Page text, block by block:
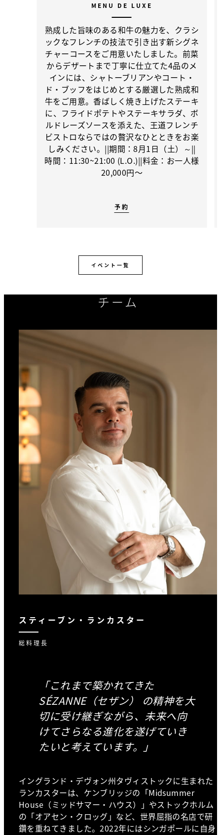
MENU DE LUXE
熟成した旨味のある和牛の魅力を、クラシ
ックなフレンチの技法で引き出す新シグネ
チャーコースをご用意いたしました。前菜
からデザートまで丁寧に仕立てた4品のメ
インには、シャトーブリアンやコート・
ド・ブッフをはじめとする厳選した熟成和
牛をご用意。香ばしく焼き上げたステーキ
に、フライドポテトやステーキサラダ、ボ
ルドレーズソースを添えた、王道フレンチ
ビストロならではの贅沢なひとときをお楽
しみください。||期間：8月1日（土）～||
時間：11:30~21:00 (L.O.)||料金：お一人様
20,000円〜
予約
イベント一覧
チーム
スティーブン・ランカスター
総料理長
イングランド・デヴォン州タヴィストックに生まれた
ランカスターは、ケンブリッジの「Midsummer
House（ミッドサマー・ハウス）」やストックホルム
の「オアセン・クロッグ」など、世界屈指の名店で研
鑽を重ねてきました。2022年にはシンガポールに自身
「これまで築かれてきた
SÉZANNE（セザン） の精神を大
切に受け継ぎながら、未来へ向
けてさらなる進化を遂げていき
たいと考えています。」